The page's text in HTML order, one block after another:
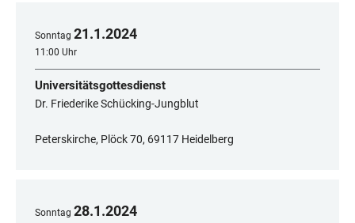
Sonntag 21.1.2024
11:00 Uhr
Universitätsgottesdienst
Dr. Friederike Schücking-Jungblut
Peterskirche, Plöck 70, 69117 Heidelberg
Sonntag 28.1.2024